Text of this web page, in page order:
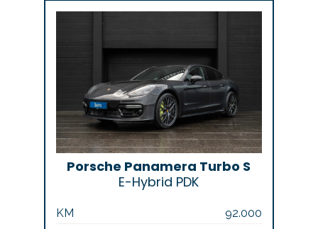
Porsche Panamera Turbo S
E-Hybrid PDK
KM
92.000